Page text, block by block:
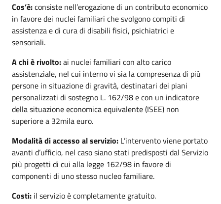
Cos’è:consiste nell’erogazione di un contributo economico
in favore dei nuclei familiari che svolgono compiti di
assistenza e di cura di disabili fisici, psichiatrici e
sensoriali.
A chi è rivolto:ai nuclei familiari con alto carico
assistenziale, nel cui interno vi sia la compresenza di più
persone in situazione di gravità, destinatari dei piani
personalizzati di sostegno L. 162/98 e con un indicatore
della situazione economica equivalente (ISEE) non
superiore a 32mila euro.
Modalità di accesso al servizio: L’intervento viene portato
avanti d’ufficio, nel caso siano stati predisposti dal Servizio
più progetti di cui alla legge 162/98 in favore di
componenti di uno stesso nucleo familiare.
Costi: il servizio è completamente gratuito.